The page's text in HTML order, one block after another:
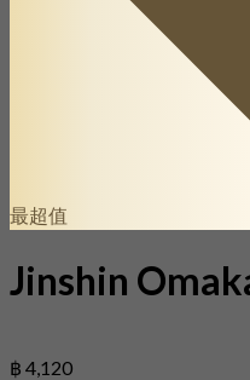
最超值
Jinshin
฿ 4,120